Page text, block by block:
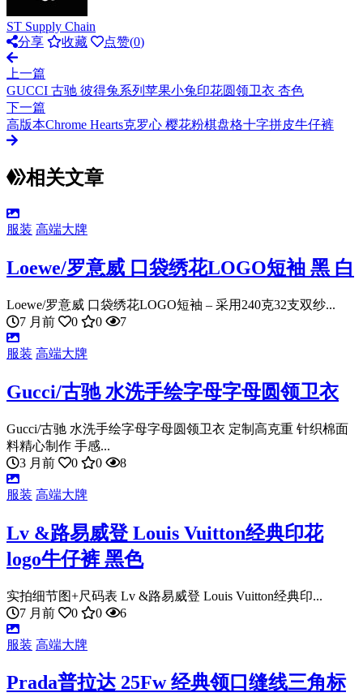
ST Supply Chain
分享
收藏 点赞(0)
上一篇
GUCCI 古驰 彼得兔系列苹果小兔印花圆领卫衣 杏色
下一篇
高版本Chrome Hearts克罗心 樱花粉棋盘格十字拼皮牛仔裤
相关文章
服装 高端大牌
Loewe/罗意威 口袋绣花LOGO短袖 黑 白
Loewe/罗意威 口袋绣花LOGO短袖 – 采用240克32支双纱...
7 月前
0 0 7
服装 高端大牌
Gucci/古驰 水洗手绘字母字母圆领卫衣
Gucci/古驰 水洗手绘字母字母圆领卫衣 定制高克重 针织棉面
料精心制作 手感...
3 月前
0 0 8
服装 高端大牌
Lv &路易威登 Louis Vuitton经典印花
logo牛仔裤 黑色
实拍细节图+尺码表 Lv &路易威登 Louis Vuitton经典印...
7 月前
0 0 6
服装 高端大牌
Prada普拉达 25Fw 经典领口缝线三角标